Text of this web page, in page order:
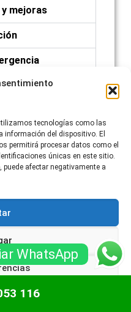
tecnologías como las
información del dispositivo. El
permitirá procesar datos como el
únicas en este sitio.
afectar negativamente a
de privacidad
mejoras
WhatsApp
116